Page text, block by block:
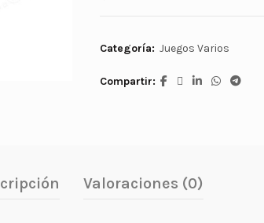
Categoría: Juegos Varios
Compartir
Valoraciones (0)